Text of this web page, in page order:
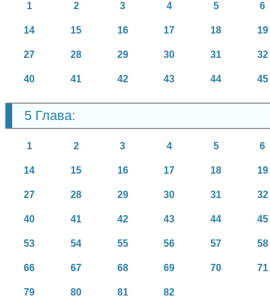
1 2 3 4 5 6
14 15 16 17 18 19
27 28 29 30 31 32
40 41 42 43 44 45
5 Глава:
1 2 3 4 5 6
14 15 16 17 18 19
27 28 29 30 31 32
40 41 42 43 44 45
53 54 55 56 57 58
66 67 68 69 70 71
79 80 81 82